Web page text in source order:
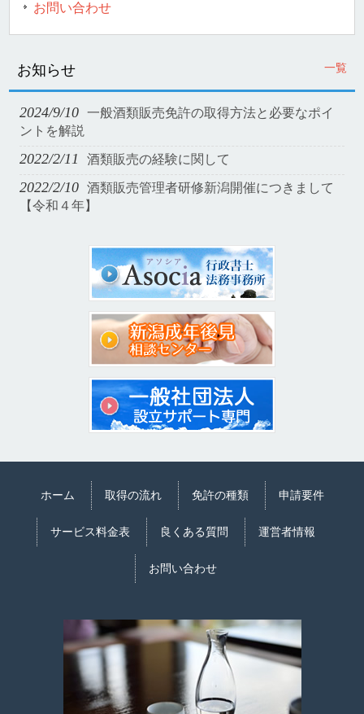
お問い合わせ
お知らせ 一覧
2024/9/10 一般酒類販売免許の取得方法と必要なポイ
ントを解説
2022/2/11 酒類販売の経験に関して
2022/2/10 酒類販売管理者研修新潟開催につきまして
【令和４年】
ホーム 取得の流れ 免許の種類 申請要件
サービス料金表 良くある質問 運営者情報
お問い合わせ